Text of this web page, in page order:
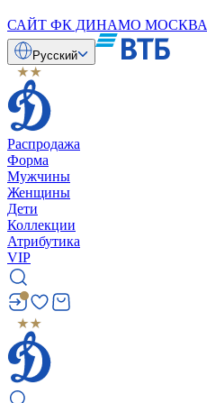
САЙТ ФК ДИНАМО МОСКВА
Русский
Распродажа
Форма
Мужчины
Женщины
Дети
Коллекции
Атрибутика
VIP